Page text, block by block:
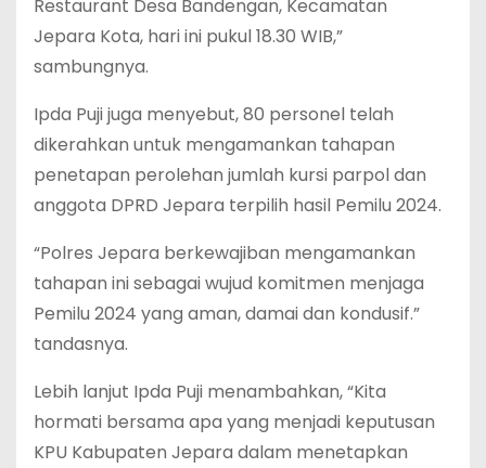
Restaurant Desa Bandengan, Kecamatan
Jepara Kota, hari ini pukul 18.30 WIB,”
sambungnya.
Ipda Puji juga menyebut, 80 personel telah
dikerahkan untuk mengamankan tahapan
penetapan perolehan jumlah kursi parpol dan
anggota DPRD Jepara terpilih hasil Pemilu 2024.
“Polres Jepara berkewajiban mengamankan
tahapan ini sebagai wujud komitmen menjaga
Pemilu 2024 yang aman, damai dan kondusif.”
tandasnya.
Lebih lanjut Ipda Puji menambahkan, “Kita
hormati bersama apa yang menjadi keputusan
KPU Kabupaten Jepara dalam menetapkan